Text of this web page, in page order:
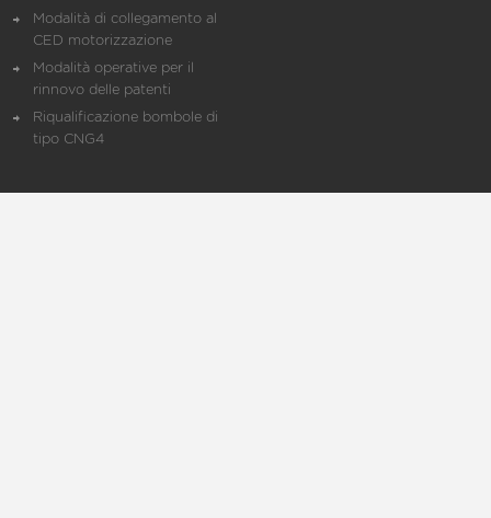
Modalità di collegamento al
CED motorizzazione
Modalità operative per il
rinnovo delle patenti
Riqualificazione bombole di
tipo CNG4